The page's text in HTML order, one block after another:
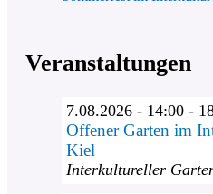
Veranstaltungen
7.08.2026 - 14:00 -
Offener Garten im
Kiel
Interkultureller